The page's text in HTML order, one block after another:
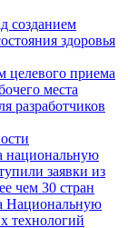
созданием
здоровья
целевого приема
места
разработчиков
заявки из
чем 30 стран
Национальную
технологий